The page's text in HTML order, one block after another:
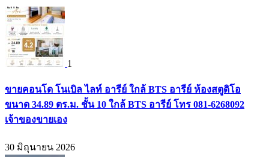
1
ขายคอนโด โนเบิล ไลท์ อารีย์ ใกล้ BTS อารีย์ ห้องสตูดิโอ
ขนาด 34.89 ตร.ม. ชั้น 10 ใกล้ BTS อารีย์ โทร 081-6268092
เจ้าของขายเอง
30 มิถุนายน 2026